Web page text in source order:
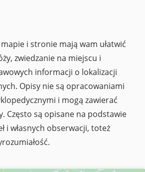
i stronie mają wam ułatwić
zwiedzanie na miejscu i
informacji o lokalizacji
Opisy nie są opracowaniami
i mogą zawierać
Często są opisane na podstawie
i własnych obserwacji, toteż